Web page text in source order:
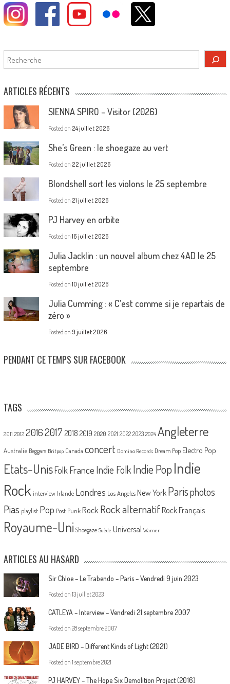
Rechercher
ARTICLES RÉCENTS
SIENNA SPIRO – Visitor (2026)
Posted on 24 juillet 2026
She’s Green : le shoegaze au vert
Posted on 22 juillet 2026
Blondshell sort les violons le 25 septembre
Posted on 21 juillet 2026
PJ Harvey en orbite
Posted on 16 juillet 2026
Julia Jacklin : un nouvel album chez 4AD le 25
septembre
Posted on 10 juillet 2026
Julia Cumming : « C’est comme si je repartais de
zéro »
Posted on 9 juillet 2026
PENDANT CE TEMPS SUR FACEBOOK
TAGS
2011 2012 20162017 2018 2019 2020 2021 2022 2023 2024 Angleterre
Australie Beggars Britpop Canada concert Domino Records Dream Pop Electro Pop
Etats-UnisFolk France Indie FolkIndie PopIndie
Rock interview Irlande Londres Los Angeles New York Parisphotos
Pias playlist Pop Post Punk Rock Rock alternatif Rock Français
Royaume-Uni Shoegaze Suède Universal Warner
ARTICLES AU HASARD
Sir Chloe – Le Trabendo – Paris – Vendredi 9 juin 2023
Posted on 13 juillet 2023
CATLEYA – Interview – Vendredi 21 septembre 2007
Posted on 28 septembre 2007
JADE BIRD – Different Kinds of Light (2021)
Posted on 1 septembre 2021
PJ HARVEY – The Hope Six Demolition Project (2016)